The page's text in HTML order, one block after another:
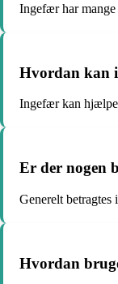
Ingefær har
Hvordan kan
Ingefær kan hjælpe
Er der nogen
Generelt
Hvordan